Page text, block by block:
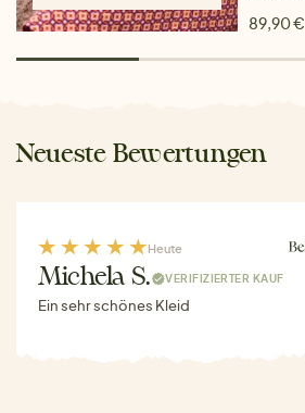
89,90 €
Neueste Bewertungen
Heute
Michela S. VERIFIZIERTER KAUF
Ein sehr schönes Kleid